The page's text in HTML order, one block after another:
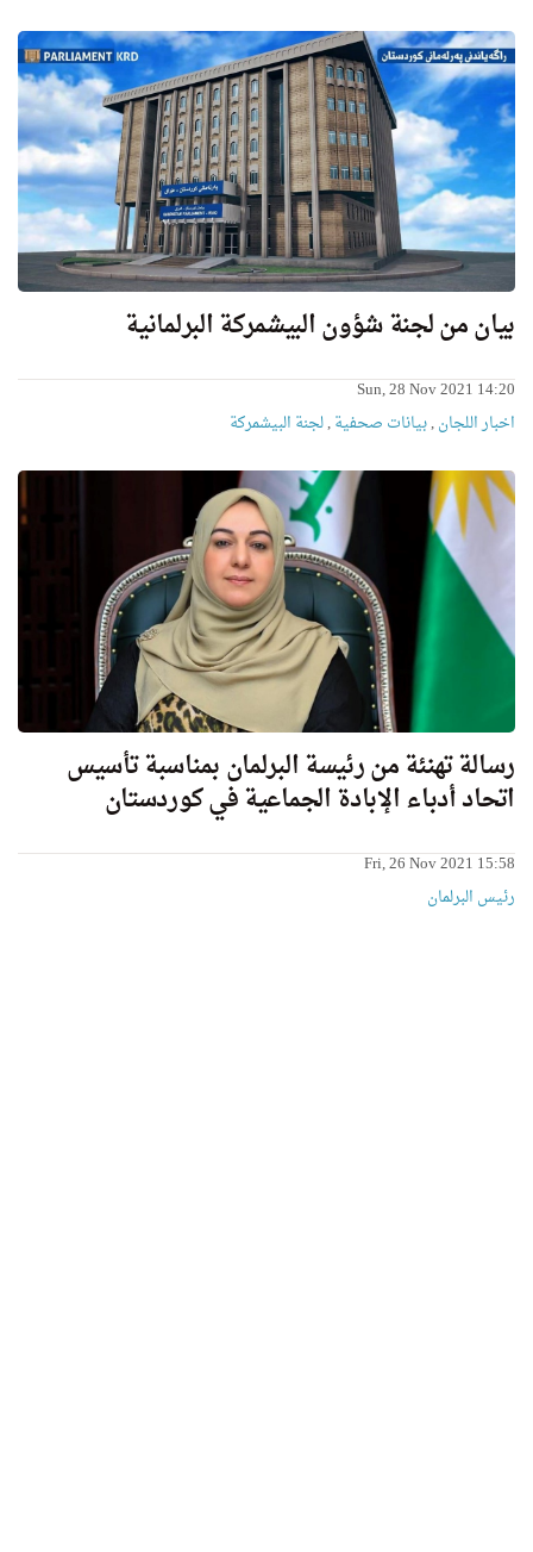
بيان من لجنة شؤون البيشمركة البرلمانية
Sun, 28 Nov 2021 14:20
اخبار اللجان,بیانات صحفیة,لجنة البيشمركة
رسالة تهنئة من رئيسة البرلمان بمناسبة تأسيس
اتحاد أدباء الإبادة الجماعية في كوردستان
Fri, 26 Nov 2021 15:58
رئیس البرلمان